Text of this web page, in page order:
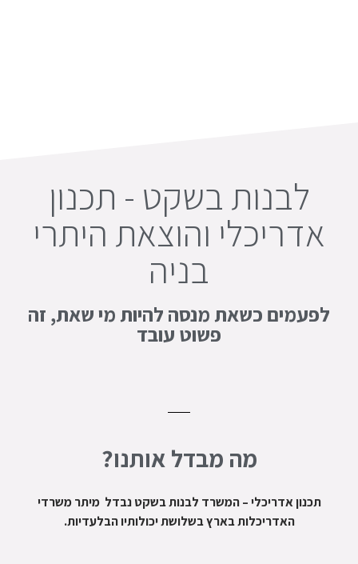
לבנות בשקט - תכנון
אדריכלי והוצאת היתרי
בניה
לפעמים כשאת מנסה להיות מי שאת, זה
פשוט עובד
מה מבדל אותנו?
תכנון אדריכלי – המשרד לבנות בשקט נבדל מיתר משרדי
האדריכלות בארץ בשלושת יכולותיו הבלעדיות.